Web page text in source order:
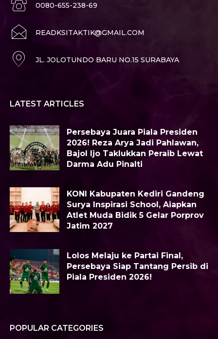
0080-655-238-69
READKSITAKTIK@GMAIL.COM
JL. JOLOTUNDO BARU NO.15 SURABAYA
LATEST ARTICLES
Persebaya Juara Piala Presiden
2026! Reza Arya Jadi Pahlawan,
Bajol Ijo Taklukkan Peraib Lewat
Darma Adu Pinalti
KONI Kabupaten Kediri Gandeng
Surya Inspirasi School, Aiapkan
Atlet Muda Bidik 5 Gelar Porprov
Jatim 2027
Lolos Melaju ke Partai Final,
Persebaya Siap Tantang Persib di
Piala Presiden 2026!
POPULAR CATEGORIES